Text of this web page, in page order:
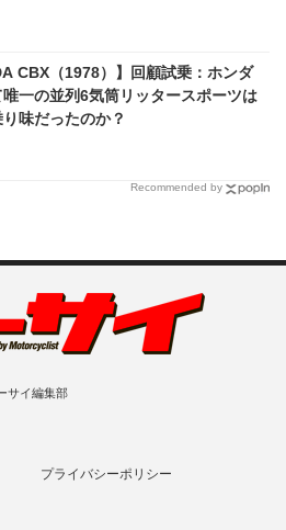
CBX（1978）】回顧試乗：ホンダ
一の並列6気筒リッタースポーツは
味だったのか？
Recommended by
サイ編集部
プライバシーポリシー